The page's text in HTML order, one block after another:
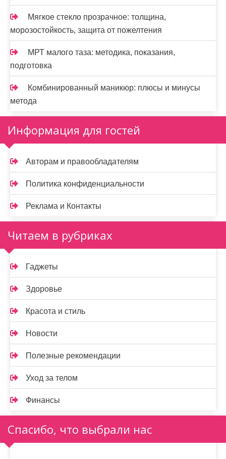
Мягкое стекло прозрачное: толщина,
морозостойкость, защита от пожелтения
МРТ малого таза: методика, показания,
подготовка
Комбинированный маникюр: плюсы и минусы
метода
Информация для гостей
Авторам и правообладателям
Политика конфиденциальности
Реклама и Контакты
Читаем в рубриках
Гаджеты
Здоровье
Красота и стиль
Новости
Полезные рекомендации
Уход за телом
Финансы
Спасибо, что выбрали нас